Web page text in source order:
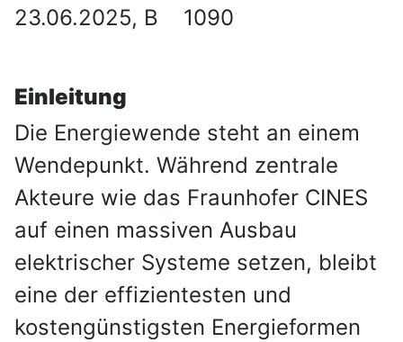
23.06.2025, B 1090
Einleitung
Die Energiewende steht an einem
Wendepunkt. Während zentrale
Akteure wie das Fraunhofer CINES
auf einen massiven Ausbau
elektrischer Systeme setzen, bleibt
eine der effizientesten und
kostengünstigsten Energieformen